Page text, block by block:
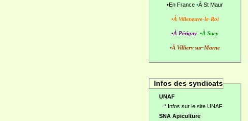
•En France •À St Maur
•À Villeneuve-le-Roi
•À Périgny •À Sucy
•À Villiers-sur-Marne
Infos des syndicats
UNAF
* Infos sur le site UNAF
SNA Apiculture